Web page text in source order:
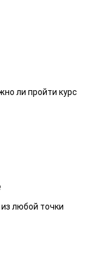
ли пройти курс
любой точки